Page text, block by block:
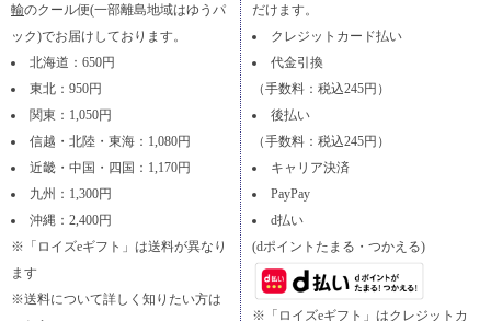
輸のクール便(一部離島地域はゆうパ
ック)でお届けしております。
北海道：650円
東北：950円
関東：1,050円
信越・北陸・東海：1,080円
近畿・中国・四国：1,170円
九州：1,300円
沖縄：2,400円
※「ロイズeギフト」は送料が異なり
ます
※送料について詳しく知りたい方は
だけます。
クレジットカード払い
代金引換
（手数料：税込245円）
後払い
（手数料：税込245円）
キャリア決済
PayPay
d払い
(dポイントたまる・つかえる)
※「ロイズeギフト」はクレジットカ